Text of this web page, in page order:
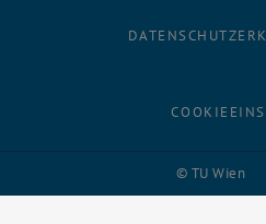
© TU Wien